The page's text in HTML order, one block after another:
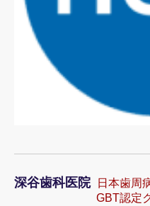
深谷歯科医院
日本歯周
GBT認定クリ